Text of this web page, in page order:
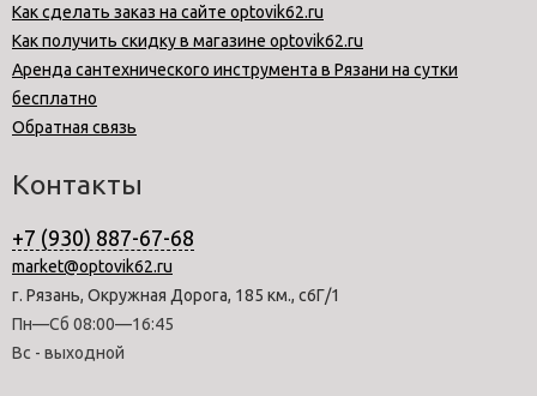
Как сделать заказ на сайте optovik62.ru
Как получить скидку в магазине optovik62.ru
Аренда сантехнического инструмента в Рязани на сутки
бесплатно
Обратная связь
Контакты
+7 (930) 887-67-68
market@optovik62.ru
г. Рязань, Окружная Дорога, 185 км., с6Г/1
Пн—Сб 08:00—16:45
Вс - выходной